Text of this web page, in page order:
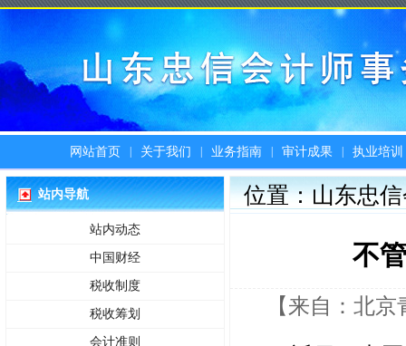
网站首页 关于我们 业务指南 审计成果 执业培训
站内导航
站内动态
中国财经
税收制度
税收筹划
会计准则
位置：山东忠
不
【来自：北